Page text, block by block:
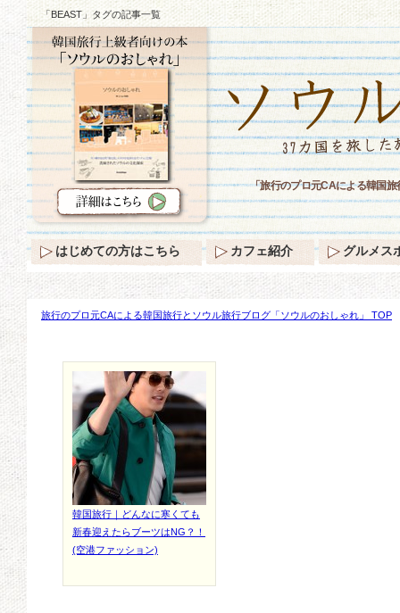
「BEAST」タグの記事一覧
旅行のプロ元CAによる韓国旅行とソウル旅行ブログ「ソウルのおしゃれ」 TOP
韓国旅行｜どんなに寒くても
新春迎えたらブーツはNG？！
(空港ファッション)
「旅行のプロ元CAによる韓国
はじめての方はこちら カフェ紹介 グルメス